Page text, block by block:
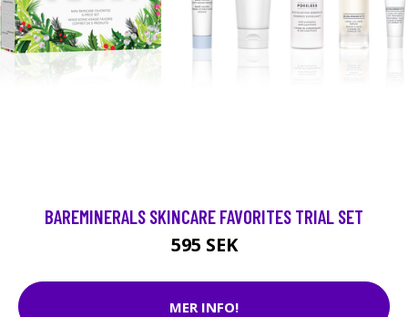
BAREMINERALS SKINCARE FAVORITES TRIAL SET
595 SEK
MER INFO!